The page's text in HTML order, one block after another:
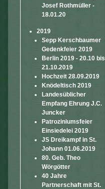
Josef Rothmüller -
18.01.20
2019
Sepp Kerschbaumer
Gedenkfeier 2019
Berlin 2019 - 20.10 bis
21.10.2019
Hochzeit 28.09.2019
Knödeltisch 2019
Landesüblicher
Empfang Ehrung J.C.
Juncker
Patroziniumsfeier
Einsiedelei 2019
JS Dreikampf in St.
Johann 01.06.2019
80. Geb. Theo
Wörgötter
40 Jahre
Partnerschaft mit St.